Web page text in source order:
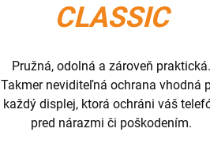
CLASSIC
Pružná, odolná a zároveň praktická.
Takmer neviditeľná ochrana vhodná
každý displej, ktorá ochráni váš
pred nárazmi či poškodením.